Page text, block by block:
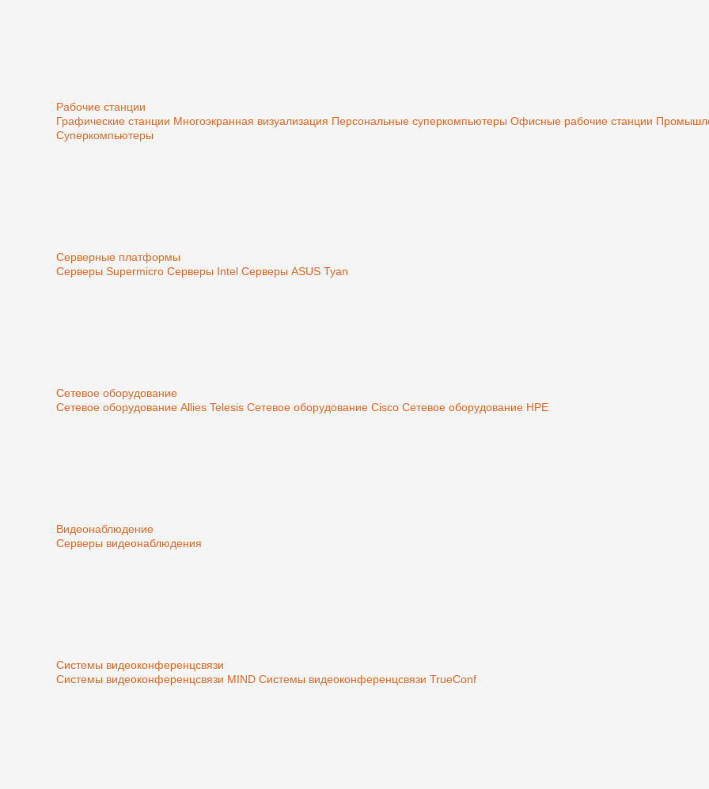
Рабочие станции
Графические станции Многоэкранная визуализация Персональные суперкомпьютеры Офисные рабочие станции
Суперкомпьютеры
Серверные платформы
Серверы Supermicro Серверы Intel Серверы ASUS Tyan
Сетевое оборудование
Сетевое оборудование Allies Telesis Сетевое оборудование Cisco Сетевое оборудование HPE
Видеонаблюдение
Серверы видеонаблюдения
Системы видеоконференцсвязи
Системы видеоконференцсвязи MIND Системы видеоконференцсвязи TrueConf